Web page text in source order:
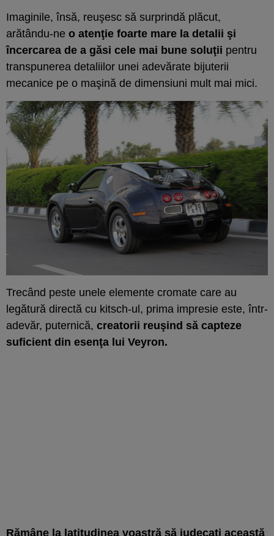
Imaginile, însă, reuşesc să surprindă plăcut,
arătându-ne o atenţie foarte mare la detalii şi
încercarea de a găsi cele mai bune soluţii pentru
transpunerea detaliilor unei adevărate bijuterii
mecanice pe o maşină de dimensiuni mult mai mici.
Trecând peste unele elemente cromate care au
legătură directă cu kitsch-ul, prima impresie este, într-
adevăr, puternică, creatorii reuşind să capteze
suficient din esenţa lui Veyron.
Rămâne la latitudinea voastră să judecaţi această